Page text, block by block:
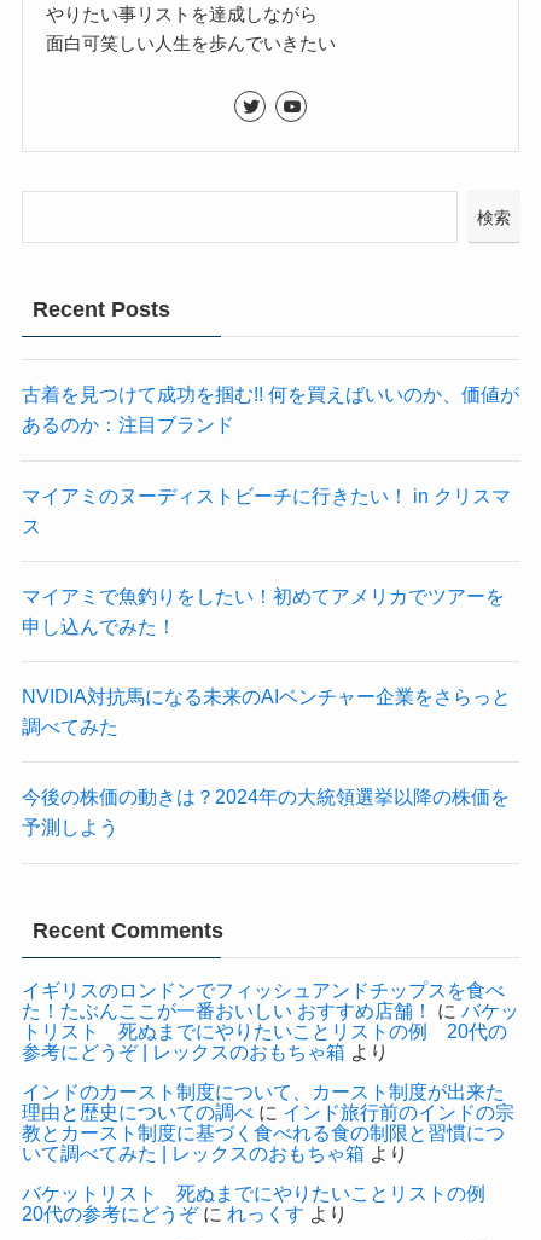
やりたい事リストを達成しながら
面白可笑しい人生を歩んでいきたい
検索
Recent Posts
古着を見つけて成功を掴む!! 何を買えばいいのか、価値が
あるのか：注目ブランド
マイアミのヌーディストビーチに行きたい！ in クリスマ
ス
マイアミで魚釣りをしたい！初めてアメリカでツアーを
申し込んでみた！
NVIDIA対抗馬になる未来のAIベンチャー企業をさらっと
調べてみた
今後の株価の動きは？2024年の大統領選挙以降の株価を
予測しよう
Recent Comments
イギリスのロンドンでフィッシュアンドチップスを食べ
た！たぶんここが一番おいしい おすすめ店舗！
に バケッ
トリスト 死ぬまでにやりたいことリストの例 20代の
参考にどうぞ | レックスのおもちゃ箱 より
インドのカースト制度について、カースト制度が出来た
理由と歴史についての調べに インド旅行前のインドの宗
教とカースト制度に基づく食べれる食の制限と習慣につ
いて調べてみた | レックスのおもちゃ箱 より
バケットリスト 死ぬまでにやりたいことリストの例
20代の参考にどうぞに れっくす より